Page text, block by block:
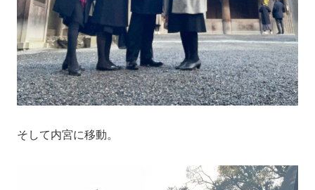
そして内宮に移動。